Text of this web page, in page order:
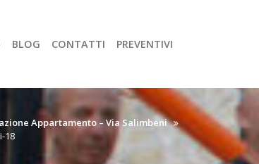
BLOG CONTATTI PREVENTIVI
Appartamento – Via Salimbeni
18